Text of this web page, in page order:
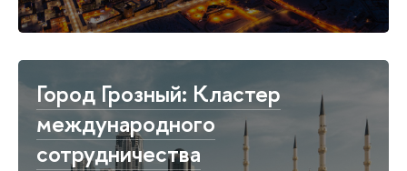
Город Грозный: Кластер
международного
сотрудничества